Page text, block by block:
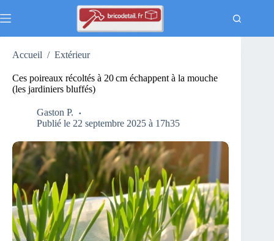
au
Accueil / Extérieur
Ces poireaux récoltés à 20 cm échappent à la mouche
(les jardiniers bluffés)
Gaston P.
Publié le 22 septembre 2025 à 17h35